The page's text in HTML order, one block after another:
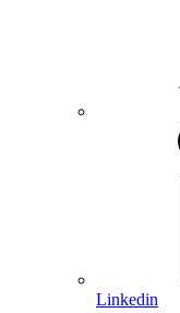
Linkedin